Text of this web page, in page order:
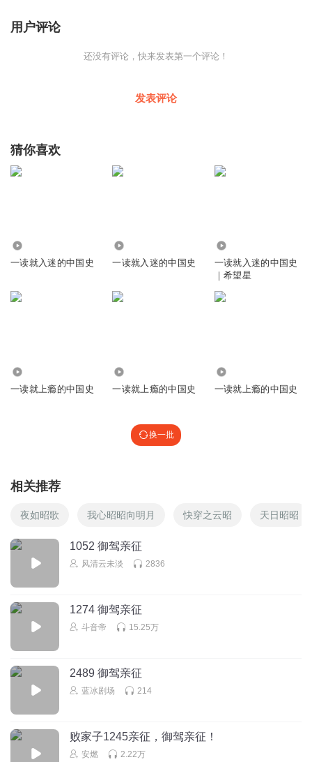
用户评论
还没有评论，快来发表第一个评论！
发表评论
猜你喜欢
一读就入迷的中国史 一读就入迷的中国史
一读就入迷的中国史
｜希望星
一读就上瘾的中国史 一读就上瘾的中国史 一读就上瘾的中国史
换一批
相关推荐
夜如昭歌 我心昭昭向明月 快穿之云昭 天日昭昭
1052 御驾亲征
风清云未淡 2836
1274 御驾亲征
斗音帝 15.25万
2489 御驾亲征
蓝冰剧场 214
败家子1245亲征，御驾亲征！
安燃 2.22万